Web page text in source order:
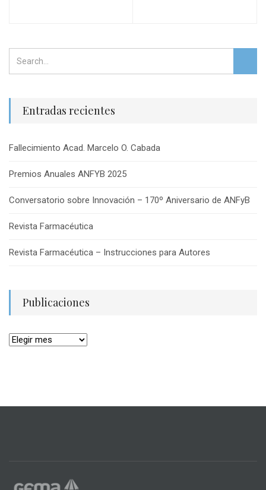
Entradas recientes
Fallecimiento Acad. Marcelo O. Cabada
Premios Anuales ANFYB 2025
Conversatorio sobre Innovación – 170º Aniversario de ANFyB
Revista Farmacéutica
Revista Farmacéutica – Instrucciones para Autores
Publicaciones